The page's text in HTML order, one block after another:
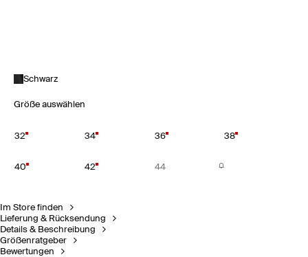
Schwarz
Größe auswählen
32 34 36 38
40 42 44
Im Store finden
Lieferung & Rücksendung
Details & Beschreibung
Größenratgeber
Bewertungen